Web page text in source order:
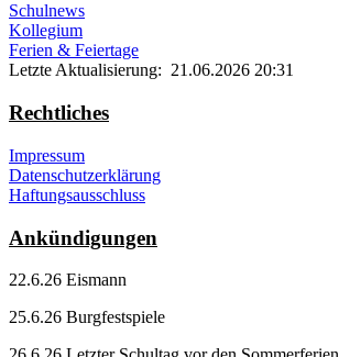
Schulnews
Kollegium
Ferien & Feiertage
Letzte Aktualisierung: 21.06.2026 20:31
Rechtliches
Impressum
Datenschutzerklärung
Haftungsausschluss
Ankündigungen
22.6.26 Eismann
25.6.26 Burgfestspiele